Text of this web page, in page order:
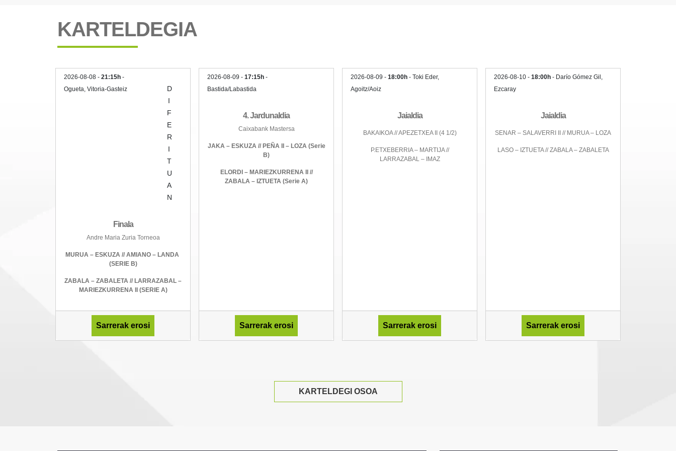
KARTELDEGIA
2026-08-08 - 21:15h -
Ogueta, Vitoria-Gasteiz
D
I
F
E
R
I
T
U
A
N
Finala
Andre Maria Zuria Torneoa
MURUA – ESKUZA // AMIANO – LANDA
(SERIE B)
ZABALA – ZABALETA // LARRAZABAL –
MARIEZKURRENA II (SERIE A)
Sarrerak erosi
2026-08-09 - 17:15h -
Bastida/Labastida
4. Jardunaldia
Caixabank Mastersa
JAKA – ESKUZA // PEÑA II – LOZA (Serie
B)
ELORDI – MARIEZKURRENA II //
ZABALA – IZTUETA (Serie A)
Sarrerak erosi
2026-08-09 - 18:00h - Toki Eder,
Agoitz/Aoiz
Jaialdia
BAKAIKOA // APEZETXEA II (4 1/2)
P.ETXEBERRIA – MARTIJA //
LARRAZABAL – IMAZ
Sarrerak erosi
2026-08-10 - 18:00h - Darío Gómez Gil,
Ezcaray
Jaialdia
SENAR – SALAVERRI II // MURUA – LOZA
LASO – IZTUETA // ZABALA – ZABALETA
Sarrerak erosi
KARTELDEGI OSOA